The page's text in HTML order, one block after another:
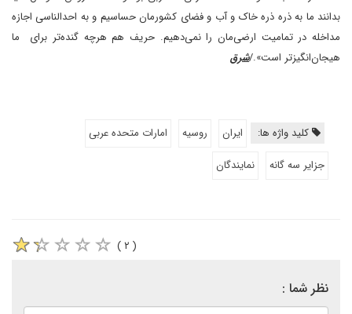
بدانند ما به ذره ذره خاک و آب و فضای کشورمان حساسیم و به احد‌الناسی اجازه
مداخله در تمامیت ارضی‌مان را نمی‌دهیم. حریف هم هرچه گنده‌تر برای ما
هیجان‌انگیزتر است»./شرق
کلید واژه ها: ایران روسیه
امارات متحده عربی
جزایر سه گانه
نمایندگان
( ۲ )
نظر شما :